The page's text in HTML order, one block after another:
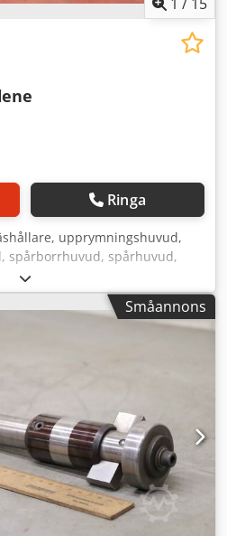
Ringa
upprymningshuvud,
spårborrhuvud, spårhuvud,
planhuvud,
-Tillverkare: Komet
plan- och
sänkverktyg Dwjdpfx Acsu S
-Komet: Typ AB/VD 63 /
40x60 / AB/VD 50 / AB/V 25x60 /
MTP-75-1 / MTP-75-80 ...
-Mått transportlåda:
72 kg
Småannons